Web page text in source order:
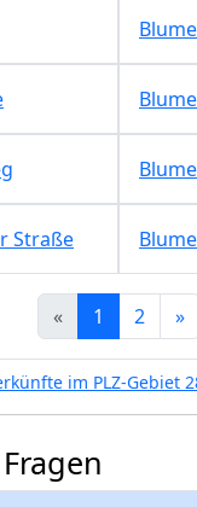
Straße
« 1 2 »
im PLZ-Gebiet